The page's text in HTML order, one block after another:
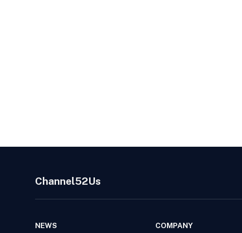
Channel52Us
NEWS COMPANY